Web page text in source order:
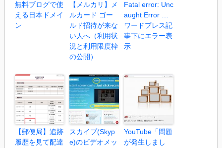
無料ブログで使
える日本ドメイ
ン
【メルカリ】メ
ルカード ゴー
ルド招待が来な
い人へ（利用状
況と利用限度枠
の公開）
Fatal error: Unc
aught Error …
ワードプレス記
事下にエラー表
示
【郵便局】追跡
履歴を見て配達
スカイプ(Skyp
e)のビデオメッ
YouTube「問題
が発生しまし